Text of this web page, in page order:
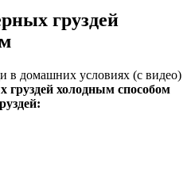
груздей
груздей холодным способом